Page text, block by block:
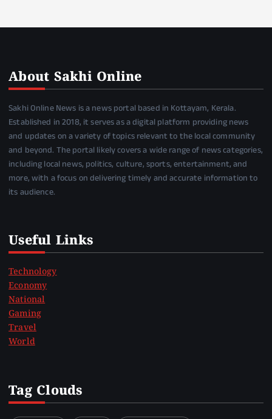
About Sakhi Online
Sakhi Online News is a news portal based in Kottayam, Kerala.
Established in 2018, it serves as a digital platform providing news
and updates on a variety of topics relevant to the local community
and beyond. The portal likely covers a wide range of news categories,
including local news, politics, culture, sports, entertainment, and
more, with a focus on delivering timely and accurate information to
its audience.
Useful Links
Technology
Economy
National
Gaming
Travel
World
Tag Clouds